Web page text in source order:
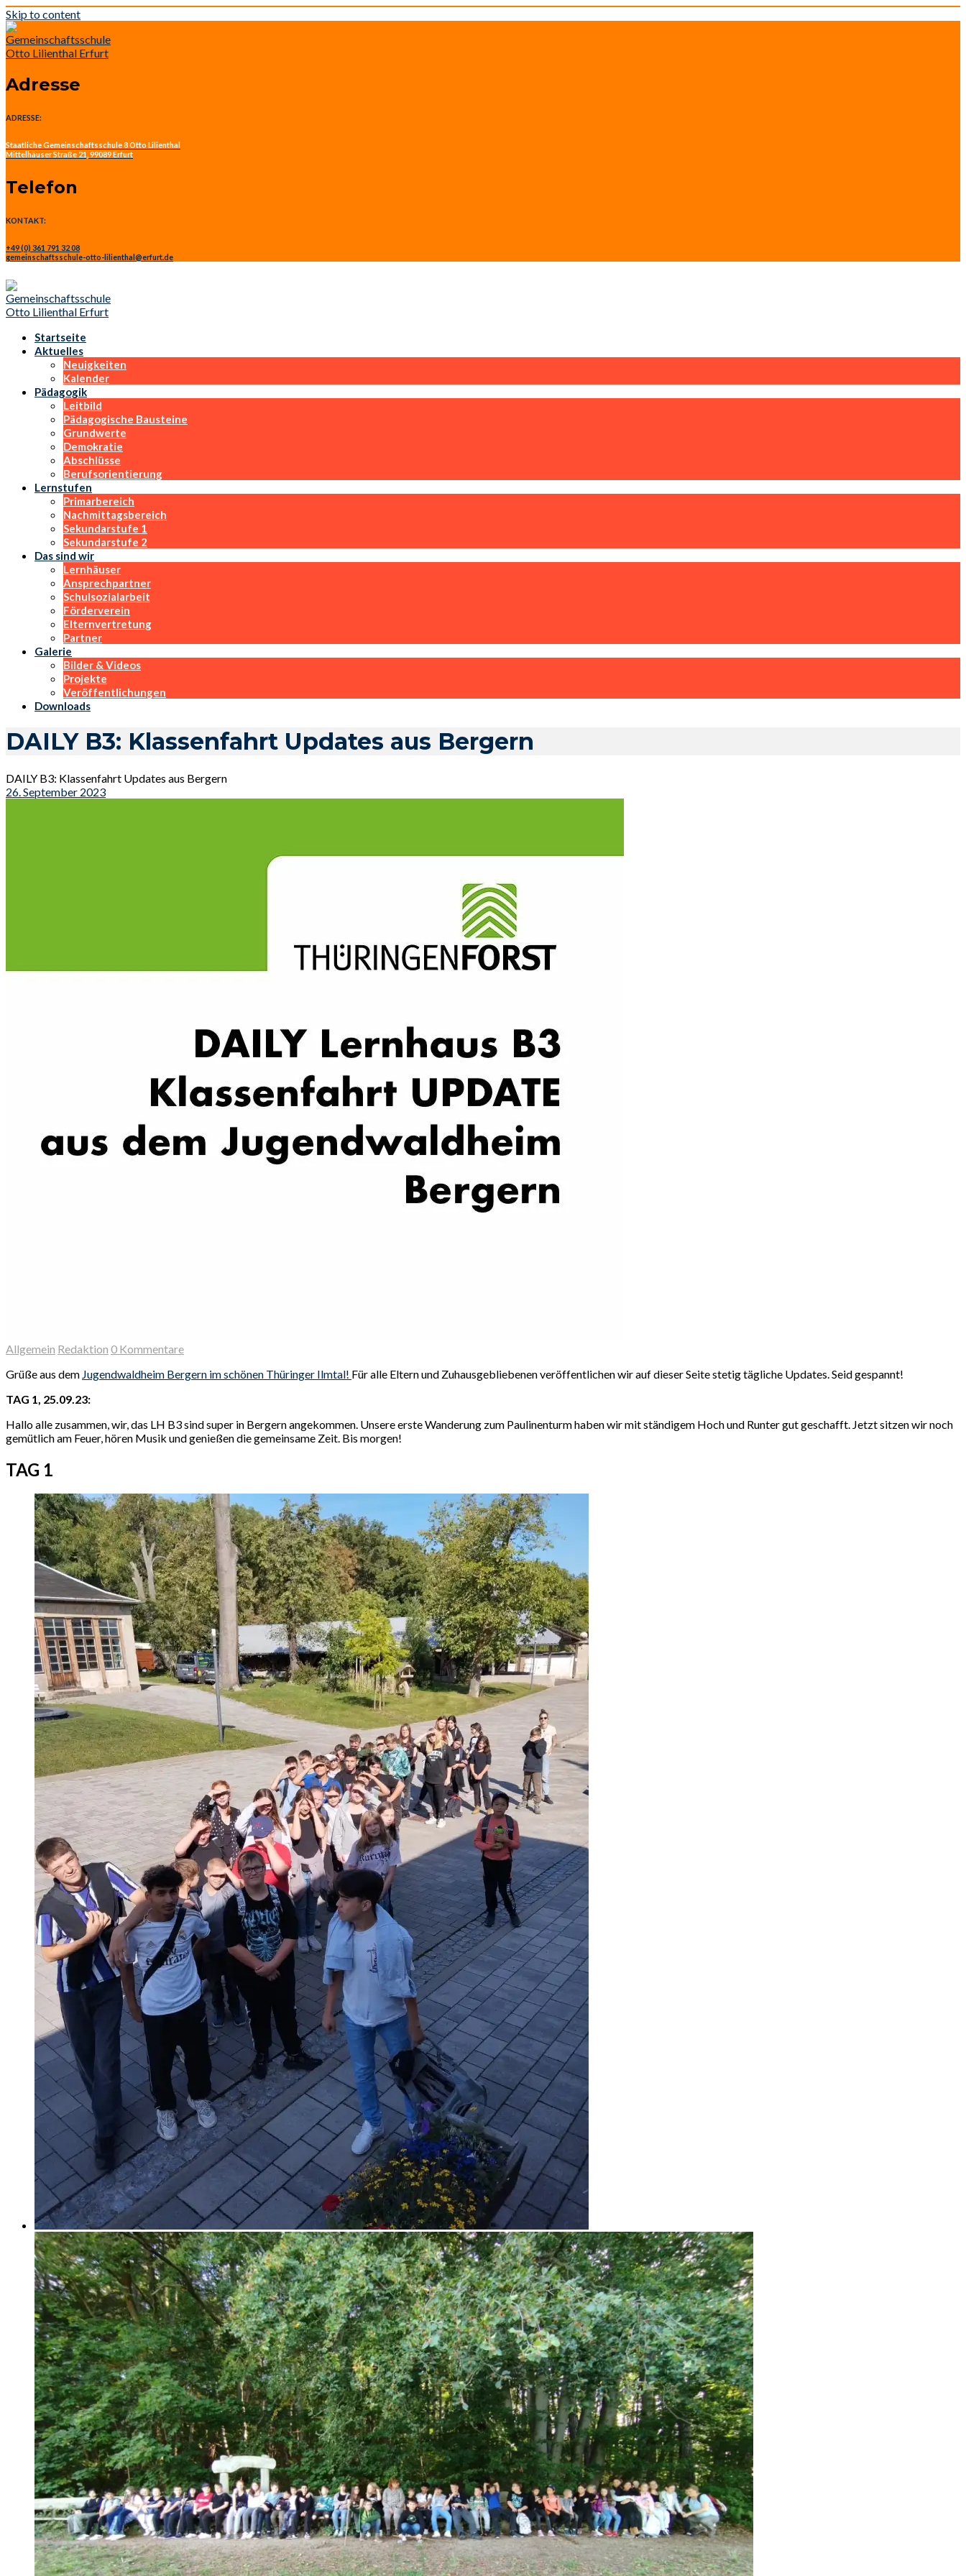
Skip to content
Adresse
ADRESSE:
Staatliche Gemeinschaftsschule 8 Otto Lilienthal
Mittelhäuser Straße 21, 99089 Erfurt
Telefon
KONTAKT:
+49 (0) 361 791 32 08
gemeinschaftsschule-otto-lilienthal@erfurt.de
Startseite
Aktuelles
Neuigkeiten
Kalender
Pädagogik
Leitbild
Pädagogische Bausteine
Grundwerte
Demokratie
Abschlüsse
Berufsorientierung
Lernstufen
Primarbereich
Nachmittagsbereich
Sekundarstufe 1
Sekundarstufe 2
Das sind wir
Lernhäuser
Ansprechpartner
Schulsozialarbeit
Förderverein
Elternvertretung
Partner
Galerie
Bilder & Videos
Projekte
Veröffentlichungen
Downloads
DAILY B3: Klassenfahrt Updates aus Bergern
DAILY B3: Klassenfahrt Updates aus Bergern
26. September 2023
Allgemein Redaktion 0 Kommentare
Grüße aus dem Jugendwaldheim Bergern im schönen Thüringer Ilmtal! Für alle Eltern und Zuhausgebliebenen veröffentlichen wir auf dieser Seite stetig tägliche Updates. Seid gespannt!
TAG 1, 25.09.23:
Hallo alle zusammen, wir, das LH B3 sind super in Bergern angekommen. Unsere erste Wanderung zum Paulinenturm haben wir mit ständigem Hoch und Runter gut geschafft. Jetzt sitzen wir noch
gemütlich am Feuer, hören Musik und genießen die gemeinsame Zeit. Bis morgen!
TAG 1